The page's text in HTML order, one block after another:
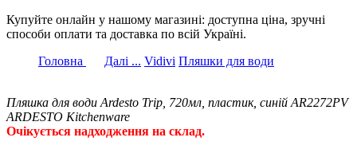
Купуйте онлайн у нашому магазині: доступна ціна, зручні
способи оплати та доставка по всій Україні.
Головна
Далі ... Vidivi Пляшки для води
Пляшка для води Ardesto Trip, 720мл, пластик, синій AR2272PV
ARDESTO Kitchenware
Очікується надходження на склад.